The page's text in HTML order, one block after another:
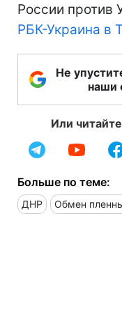
России против
РБК-Украина в
Не
наши
Или
Больше по теме:
ДНР Обмен